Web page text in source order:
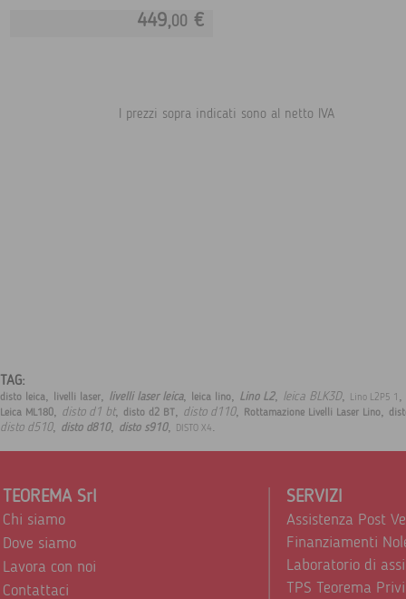
449,00 €
I prezzi sopra indicati sono al netto IVA
TAG:
disto leica, livelli laser, livelli laser leica, leica lino, Lino L2, leica BLK3D, Lino L2P5 1 ,
Leica ML180, disto d1 bt, disto d2 BT, disto d110, Rottamazione Livelli Laser Lino,
disto d510, disto d810, disto s910, DISTO X4.
TEOREMA Srl
Chi siamo
Dove siamo
Lavora con noi
Contattaci
SERVIZI
Assistenza Post
Finanziamenti
Laboratorio di
TPS Teorema